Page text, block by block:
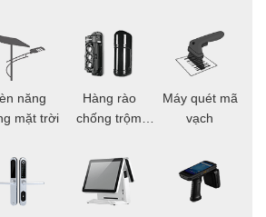
năng
mặt trời
Hàng rào
chống trộm
Máy quét mã
vạch